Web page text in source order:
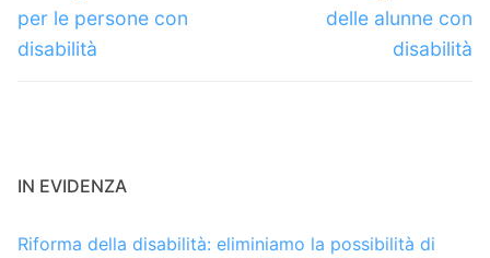
per le persone con
disabilità
delle alunne con
disabilità
IN EVIDENZA
Riforma della disabilità: eliminiamo la possibilità di